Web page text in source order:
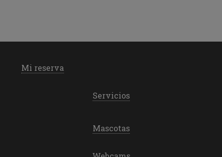
Mi reserva
Servicios
Mascotas